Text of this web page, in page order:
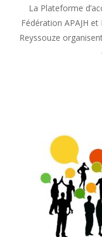
La Plateforme
Fédération APAJH
Reyssouze